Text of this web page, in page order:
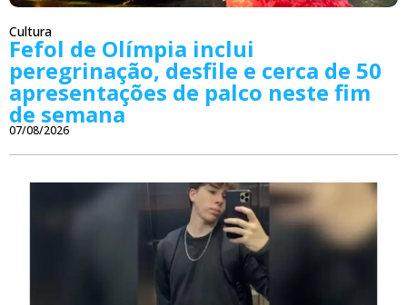
Cultura
Fefol de Olímpia inclui
peregrinação, desfile e cerca de 50
apresentações de palco neste fim
de semana
07/08/2026